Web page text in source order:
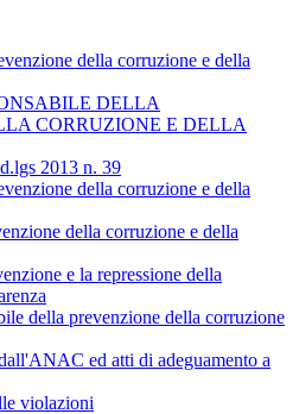
della corruzione e della
DELLA
CORRUZIONE E DELLA
2013 n. 39
della corruzione e della
della corruzione e della
e la repressione della
della prevenzione della corruzione
ed atti di adeguamento a
violazioni